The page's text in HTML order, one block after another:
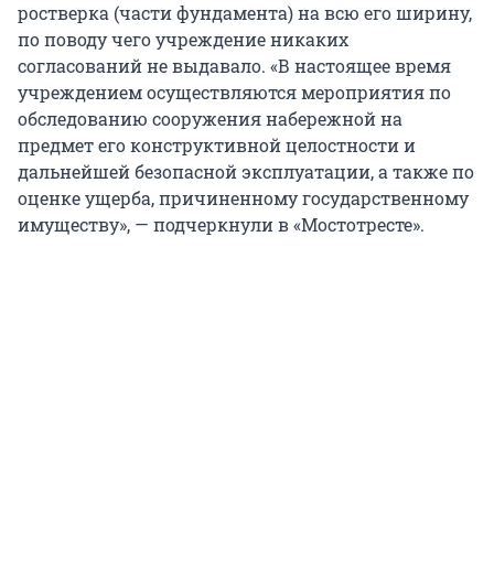
ростверка (части фундамента) на всю его ширину,
по поводу чего учреждение никаких
согласований не выдавало. «В настоящее время
учреждением осуществляются мероприятия по
обследованию сооружения набережной на
предмет его конструктивной целостности и
дальнейшей безопасной эксплуатации, а также по
оценке ущерба, причиненному государственному
имуществу», — подчеркнули в «Мостотресте».